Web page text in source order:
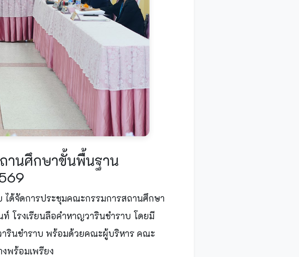
านศึกษาขั้นพื้นฐาน
ได้จัดการประชุมคณะกรรมการสถานศึกษา
โรงเรียนลือคำหาญวารินชำราบ โดยมี
รินชำราบ พร้อมด้วยคณะผู้บริหาร คณะ
พร้อมเพรียง